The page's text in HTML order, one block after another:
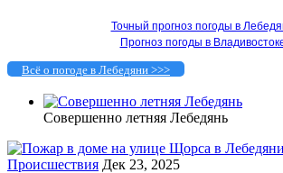
Точный прогноз погоды в
Прогноз погоды в
Всё о погоде в Лебедяни >>>
Совершенно летняя Лебедянь
Происшествия Дек 23, 2025